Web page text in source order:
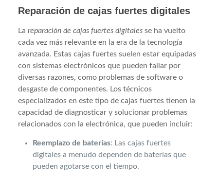
Reparación de cajas fuertes digitales
Lareparación de cajas fuertes digitales se ha vuelto
cada vez más relevante en la era de la tecnología
avanzada. Estas cajas fuertes suelen estar equipadas
con sistemas electrónicos que pueden fallar por
diversas razones, como problemas de software o
desgaste de componentes. Los técnicos
especializados en este tipo de cajas fuertes tienen la
capacidad de diagnosticar y solucionar problemas
relacionados con la electrónica, que pueden incluir:
Reemplazo de baterías: Las cajas fuertes
digitales a menudo dependen de baterías que
pueden agotarse con el tiempo.